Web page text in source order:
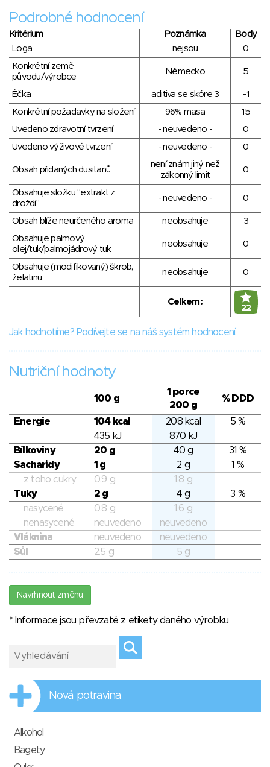
Podrobné hodnocení
Kritérium Poznámka
Body
Loga
nejsou
0
Konkrétní země
původu/výrobce
Německo 5
Éčka aditiva se skóre 3
-1
Konkrétní požadavky na složení
96% masa
15
Uvedeno zdravotní tvrzení
- neuvedeno -
0
Uvedeno výživové tvrzení
- neuvedeno - 0
Obsah přidaných dusitanů
není znám jiný než
zákonný limit
0
Obsahuje složku "extrakt z
droždí"
- neuvedeno - 0
Obsah blíže neurčeného aroma neobsahuje
3
Obsahuje palmový
olej/tuk/palmojádrový tuk
neobsahuje 0
Obsahuje (modifikovaný) škrob,
želatinu
neobsahuje 0
Celkem:
22
Jak hodnotíme? Podívejte se na náš systém hodnocení.
Nutriční hodnoty
100 g
1 porce
200 g
% DDD
Energie 104 kcal 208 kcal
5 %
435 kJ
870 kJ
Bílkoviny
20 g 40 g
31 %
Sacharidy
1 g 2 g
1 %
z toho cukry
0.9 g
1.8 g
Tuky
2 g 4 g
3 %
nasycené
0.8 g
1.6 g
nenasycené
neuvedeno
neuvedeno
Vláknina
neuvedeno
neuvedeno
Sůl
2.5 g 5 g
Navrhnout změnu
* Informace jsou převzaté z etikety daného výrobku
Nová potravina
Alkohol
Bagety